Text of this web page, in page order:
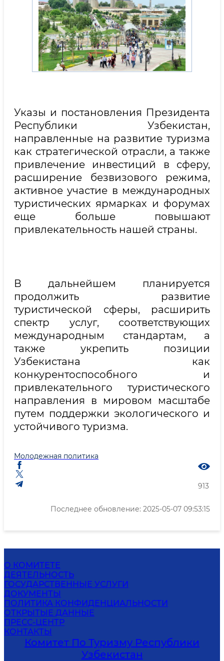
Указы и постановления Президента
Республики Узбекистан,
направленные на развитие туризма
как стратегической отрасли, а также
привлечение инвестиций в сферу,
расширение безвизового режима,
активное участие в международных
туристических ярмарках и форумах
еще больше повышают
привлекательность нашей страны.
В дальнейшем планируется
продолжить развитие
туристической сферы, расширить
спектр услуг, соответствующих
международным стандартам, а
также укрепить позиции
Узбекистана как
конкурентоспособного и
привлекательного туристического
направления в мировом масштабе
путем поддержки экологического и
устойчивого туризма.
Молодежная политика
913
Последнее обновление: 2025-05-07 09:53:15
О КОМИТЕТЕ
ДЕЯТЕЛЬНОСТЬ
ГОСУДАРСТВЕННЫЕ УСЛУГИ
ДОКУМЕНТЫ
ПОЛИТИКА КОНФИДЕНЦИАЛЬНОСТИ
ОТКРЫТЫЕ ДАННЫЕ
ПРЕСС-ЦЕНТР
КОНТАКТЫ
Комитет По Туризму Республики
Узбекистан